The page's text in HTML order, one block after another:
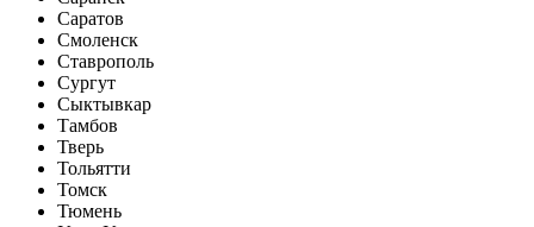
Саратов
Смоленск
Ставрополь
Сургут
Сыктывкар
Тамбов
Тверь
Тольятти
Томск
Тюмень